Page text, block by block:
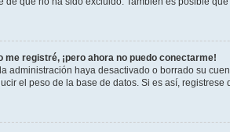
me registré, ¡pero ahora no puedo conectarme!
administración haya desactivado o borrado su
el peso de la base de datos. Si es así, registrese